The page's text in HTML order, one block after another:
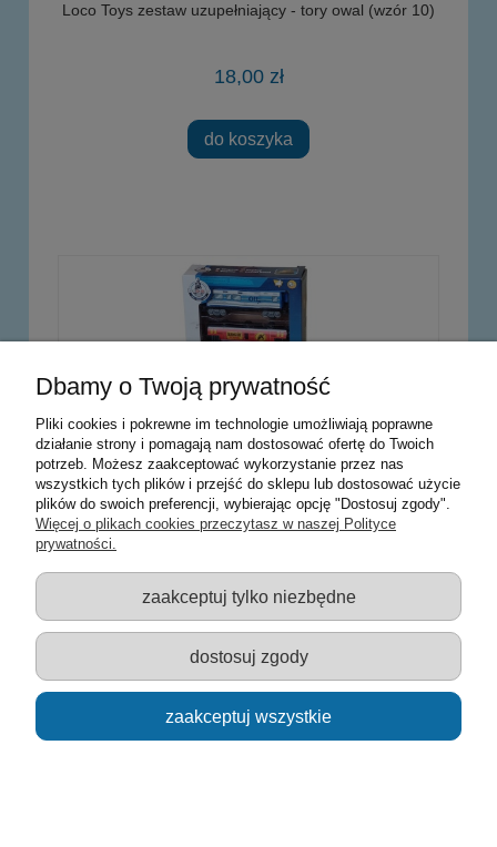
Loco Toys zestaw uzupełniający - tory owal (wzór 10)
18,00 zł
do koszyka
Loco Toys zestaw uzupełniający - 4 wagoniki (wzór
21)
powiadom o dostępności
Dbamy o Twoją prywatność
Pliki cookies i pokrewne im technologie umożliwiają poprawne
działanie strony i pomagają nam dostosować ofertę do Twoich
potrzeb. Możesz zaakceptować wykorzystanie przez nas
wszystkich tych plików i przejść do sklepu lub dostosować użycie
plików do swoich preferencji, wybierając opcję "Dostosuj zgody".
Więcej o plikach cookies przeczytasz w naszej Polityce
prywatności.
zaakceptuj tylko niezbędne
dostosuj zgody
zaakceptuj wszystkie